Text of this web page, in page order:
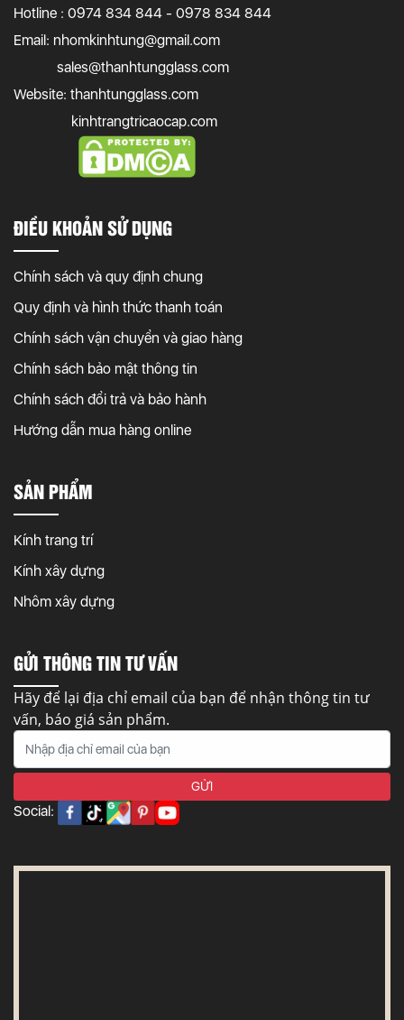
Hotline : 0974 834 844 - 0978 834 844
Email: nhomkinhtung@gmail.com
sales@thanhtungglass.com
Website: thanhtungglass.com
kinhtrangtricaocap.com
ĐIỀU KHOẢN SỬ DỤNG
Chính sách và quy định chung
Quy định và hình thức thanh toán
Chính sách vận chuyển và giao hàng
Chính sách bảo mật thông tin
Chính sách đổi trả và bảo hành
Hướng dẫn mua hàng online
SẢN PHẨM
Kính trang trí
Kính xây dựng
Nhôm xây dựng
GỬI THÔNG TIN TƯ VẤN
Hãy để lại địa chỉ email của bạn để nhận thông tin tư
vấn, báo giá sản phẩm.
Social: